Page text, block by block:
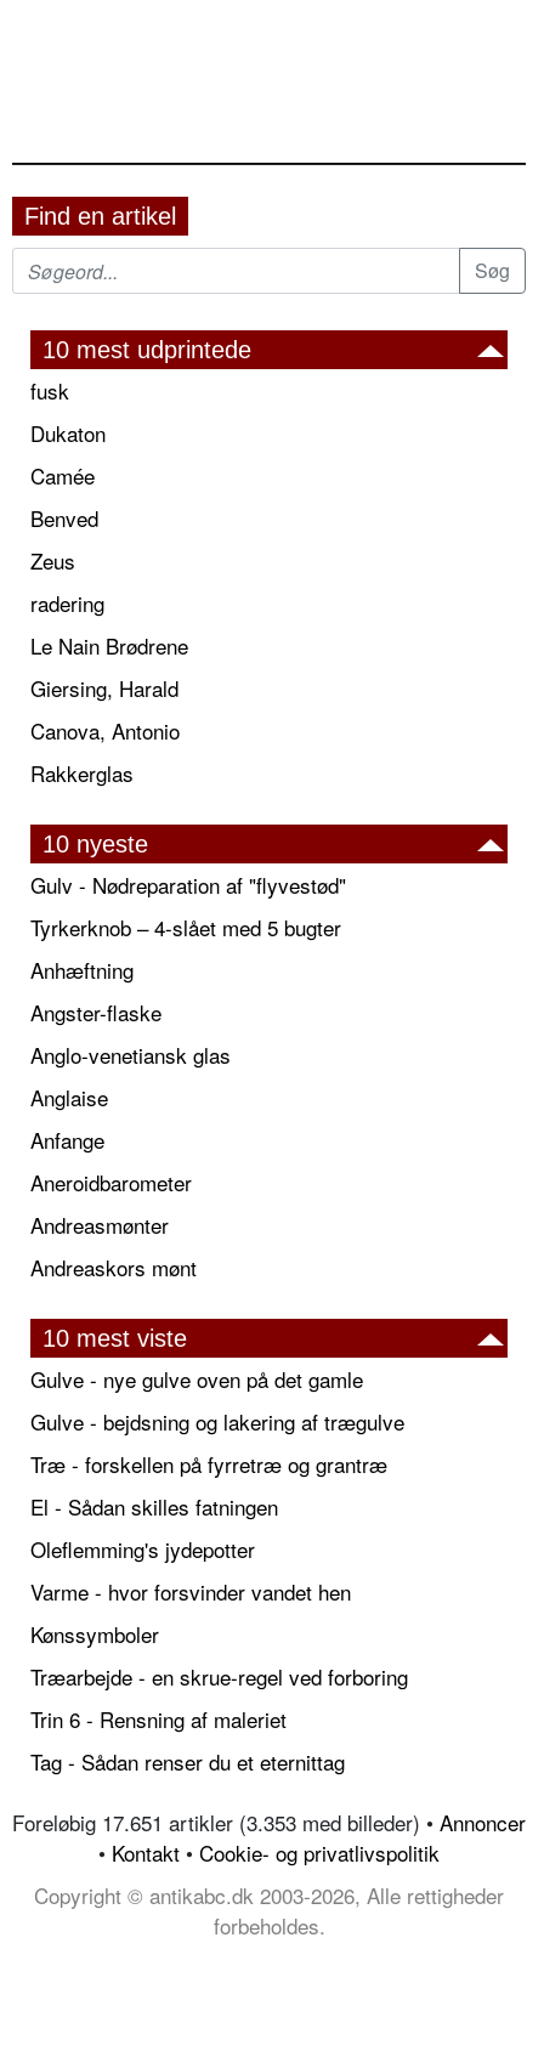
Find en artikel
10 mest udprintede
fusk
Dukaton
Camée
Benved
Zeus
radering
Le Nain Brødrene
Giersing, Harald
Canova, Antonio
Rakkerglas
10 nyeste
Gulv - Nødreparation af "flyvestød"
Tyrkerknob – 4-slået med 5 bugter
Anhæftning
Angster-flaske
Anglo-venetiansk glas
Anglaise
Anfange
Aneroidbarometer
Andreasmønter
Andreaskors mønt
10 mest viste
Gulve - nye gulve oven på det gamle
Gulve - bejdsning og lakering af trægulve
Træ - forskellen på fyrretræ og grantræ
El - Sådan skilles fatningen
Oleflemming's jydepotter
Varme - hvor forsvinder vandet hen
Kønssymboler
Træarbejde - en skrue-regel ved forboring
Trin 6 - Rensning af maleriet
Tag - Sådan renser du et eternittag
Foreløbig 17.651 artikler (3.353 med billeder) • Annoncer
• Kontakt • Cookie- og privatlivspolitik
Copyright © antikabc.dk 2003-2026, Alle rettigheder
forbeholdes.